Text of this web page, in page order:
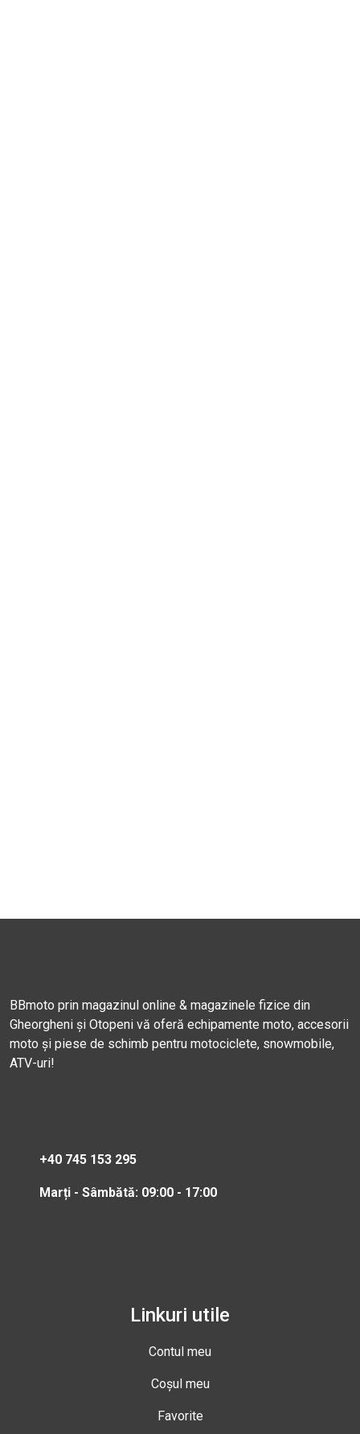
BBmoto prin magazinul online & magazinele fizice din
Gheorgheni și Otopeni vă oferă echipamente moto, accesorii
moto și piese de schimb pentru motociclete, snowmobile,
ATV-uri!
+40 745 153 295
Marți - Sâmbătă: 09:00 - 17:00
Linkuri utile
Contul meu
Coșul meu
Favorite